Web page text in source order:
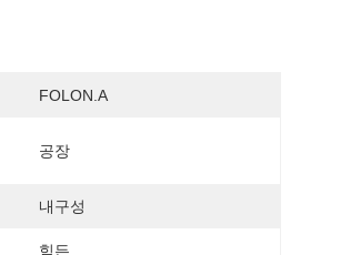
FOLON.A
공장
내구성
힘든